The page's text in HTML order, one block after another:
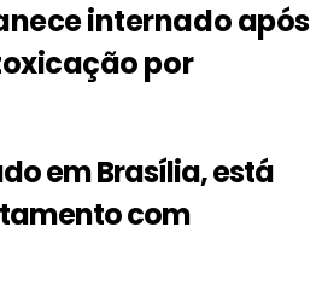
internado após
por
em Brasília, está
com